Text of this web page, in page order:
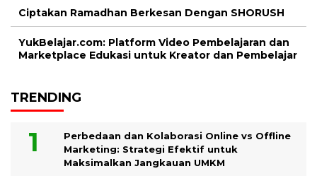
Ciptakan Ramadhan Berkesan Dengan SHORUSH
YukBelajar.com: Platform Video Pembelajaran dan
Marketplace Edukasi untuk Kreator dan Pembelajar
TRENDING
Perbedaan dan Kolaborasi Online vs Offline
Marketing: Strategi Efektif untuk
Maksimalkan Jangkauan UMKM